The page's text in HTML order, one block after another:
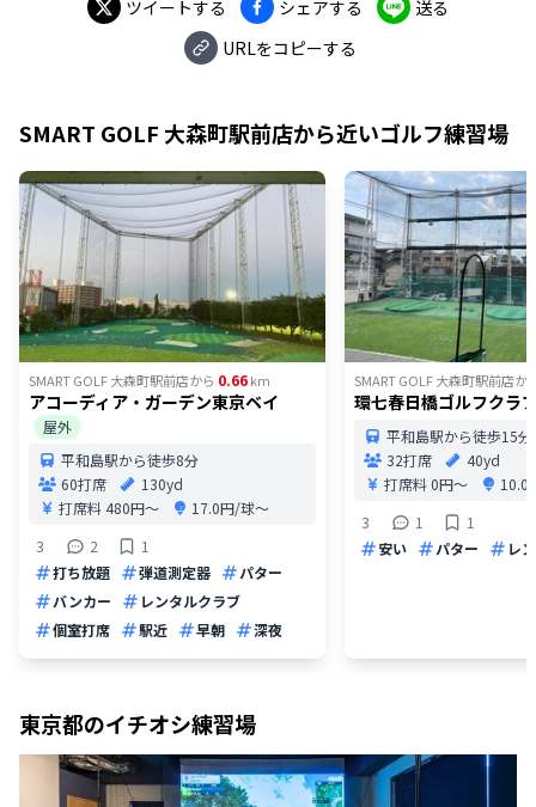
ツイートする シェアする
送る
URLをコピーする
SMART GOLF 大森町駅前店から近いゴルフ練習場
SMART GOLF 大森町駅前店から 0.66km
アコーディア・ガーデン東京ベイ
屋外
平和島駅から徒歩8分
60打席
130yd
打席料480円〜
17.0円/球〜
3
2
1
打ち放題
弾道測定器
パター
バンカー
レンタルクラブ
個室打席
駅近 早朝 深夜
SMART GOLF 大森町駅前店か
環七春日橋ゴルフクラ
平和島駅から徒歩15分
32打席
40yd
打席料0円〜
10.0
3
1
1
安い
パター レ
東京都のイチオシ練習場